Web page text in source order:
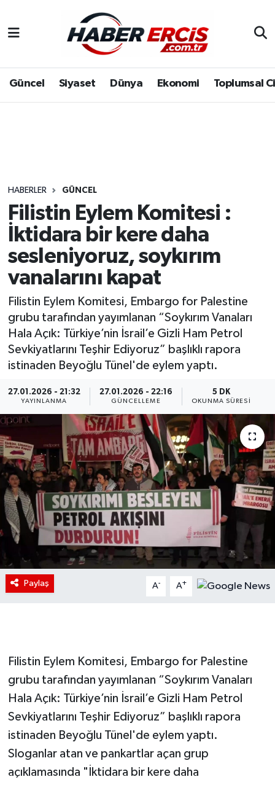
Güncel Siyaset Dünya Ekonomi Toplumsal
HABERLER GÜNCEL
Filistin Eylem Komitesi :
İktidara bir kere daha
sesleniyoruz, soykırım
vanalarını kapat
Filistin Eylem Komitesi, Embargo for Palestine
grubu tarafından yayımlanan “Soykırım Vanaları
Hala Açık: Türkiye’nin İsrail’e Gizli Ham Petrol
Sevkiyatlarını Teşhir Ediyoruz” başlıklı rapora
istinaden Beyoğlu Tünel'de eylem yaptı.
27.01.2026 - 21:32
YAYINLANMA
27.01.2026 - 22:16
GÜNCELLEME
5 DK
OKUNMA SÜRESI
Paylaş A- A+
Filistin Eylem Komitesi, Embargo for Palestine
grubu tarafından yayımlanan “Soykırım Vanaları
Hala Açık: Türkiye’nin İsrail’e Gizli Ham Petrol
Sevkiyatlarını Teşhir Ediyoruz” başlıklı rapora
istinaden Beyoğlu Tünel'de eylem yaptı.
Sloganlar atan ve pankartlar açan grup
açıklamasında "İktidara bir kere daha